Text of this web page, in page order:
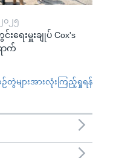
၀၂၅
ေးမှူးချုပ် Cox's
ာက်
တွဲများအားလုံးကြည့်ရှုရန်